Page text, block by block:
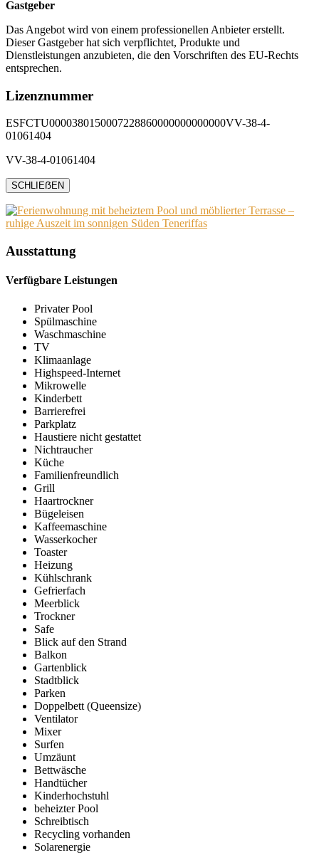
Gastgeber
Das Angebot wird von einem professionellen Anbieter erstellt.
Dieser Gastgeber hat sich verpflichtet, Produkte und
Dienstleistungen anzubieten, die den Vorschriften des EU-Rechts
entsprechen.
Lizenznummer
ESFCTU0000380150007228860000000000000VV-38-4-
01061404
VV-38-4-01061404
SCHLIEẞEN
Ausstattung
Verfügbare Leistungen
Privater Pool
Spülmaschine
Waschmaschine
TV
Klimaanlage
Highspeed-Internet
Mikrowelle
Kinderbett
Barrierefrei
Parkplatz
Haustiere nicht gestattet
Nichtraucher
Küche
Familienfreundlich
Grill
Haartrockner
Bügeleisen
Kaffeemaschine
Wasserkocher
Toaster
Heizung
Kühlschrank
Gefrierfach
Meerblick
Trockner
Safe
Blick auf den Strand
Balkon
Gartenblick
Stadtblick
Parken
Doppelbett (Queensize)
Ventilator
Mixer
Surfen
Umzäunt
Bettwäsche
Handtücher
Kinderhochstuhl
beheizter Pool
Schreibtisch
Recycling vorhanden
Solarenergie